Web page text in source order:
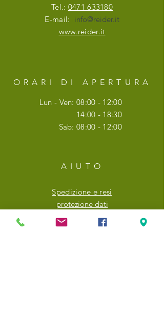
Tel.: 0471 633180
E-mail: info@reider.it
www.reider.it
ORARI DI APERTURA
Lun - Ven: 08:00 - 12:00
14:00 - 18:30
Sab: 08:00 - 12:00
AIUTO
Spedizione e resi
protezione dati